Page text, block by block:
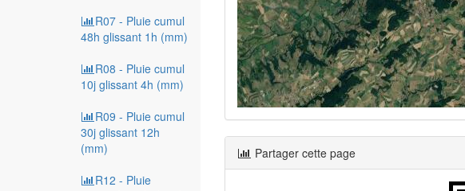
R07 - Pluie cumul
48h glissant 1h (mm)
R08 - Pluie cumul
10j glissant 4h (mm)
R09 - Pluie cumul
30j glissant 12h
(mm)
R12 - Pluie
Partager cette page